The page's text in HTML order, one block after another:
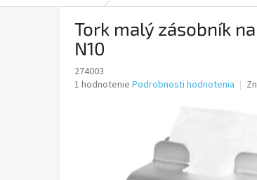
Tork malý zásobník
N10
274003
Priemerné
1 hodnotenie Podrobnosti hodnotenia